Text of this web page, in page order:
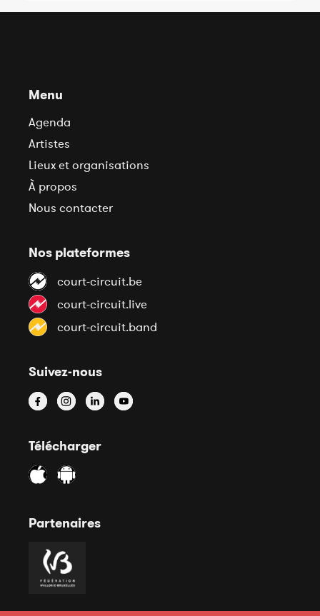
Menu
Agenda
Artistes
Lieux et organisations
À propos
Nous contacter
Nos plateformes
court-circuit.be
court-circuit.live
court-circuit.band
Suivez-nous
Télécharger
Partenaires